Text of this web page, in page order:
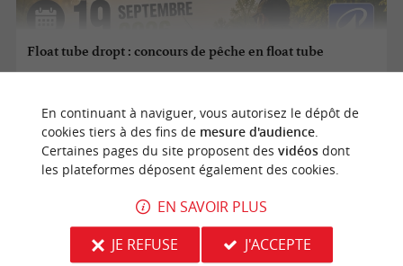
Float tube dropt : concours de pêche en float tube
19/09/2026
Monségur
En continuant à naviguer, vous autorisez le dépôt de
cookies tiers à des fins de mesure d'audience.
Certaines pages du site proposent des vidéosdont
les plateformes déposent également des cookies.
EN SAVOIR PLUS
JE REFUSE
J'ACCEPTE